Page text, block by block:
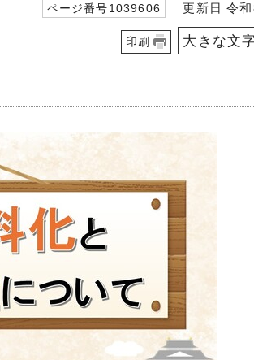
ページ番号1039606 更新日 令和
印刷 大きな文